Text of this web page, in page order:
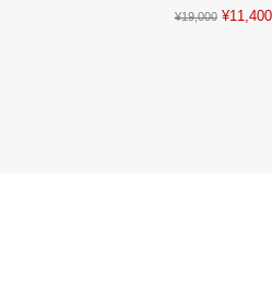
¥19,000 Original
¥11,400